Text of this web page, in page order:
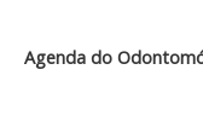
Agenda do